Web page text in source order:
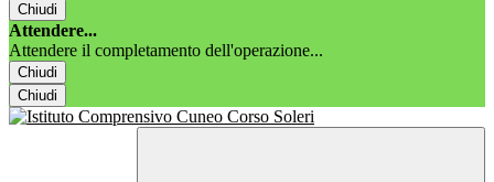
Chiudi
Attendere...
Attendere il completamento dell'operazione...
Chiudi
Chiudi